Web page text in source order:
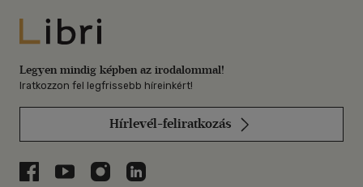
Libri
Legyen mindig képben az irodalommal!
Iratkozzon fel legfrissebb híreinkért!
Hírlevél-feliratkozás
Libri a Facebookon
Libri a Youtube-on
Libri az Instagramon
Libri a LinkedInen